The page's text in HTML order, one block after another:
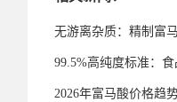
无游离杂质：精制富
99.5%高纯度标准：
2026年富马酸价格趋